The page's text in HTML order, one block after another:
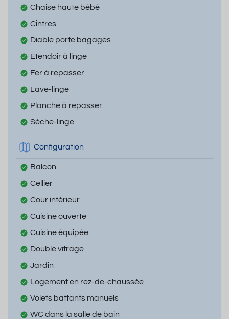
Chaise haute bébé
Cintres
Diable porte bagages
Etendoir à linge
Fer à repasser
Lave-linge
Planche à repasser
Sèche-linge
Configuration
Balcon
Cellier
Cour intérieur
Cuisine ouverte
Cuisine équipée
Double vitrage
Jardin
Logement en rez-de-chaussée
Volets battants manuels
WC dans la salle de bain